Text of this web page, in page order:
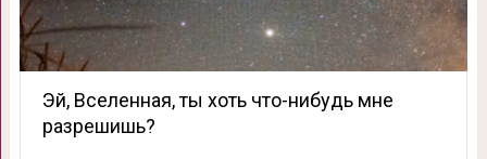
Эй, Вселенная, ты хоть что-нибудь мне
разрешишь?